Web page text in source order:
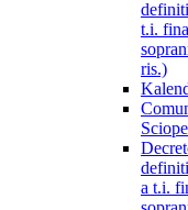
t.i.
ris.)
a t.i.